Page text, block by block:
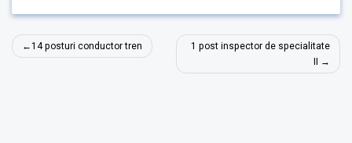
Navigare
în
14 posturi conductor tren
1 post inspector de specialitate